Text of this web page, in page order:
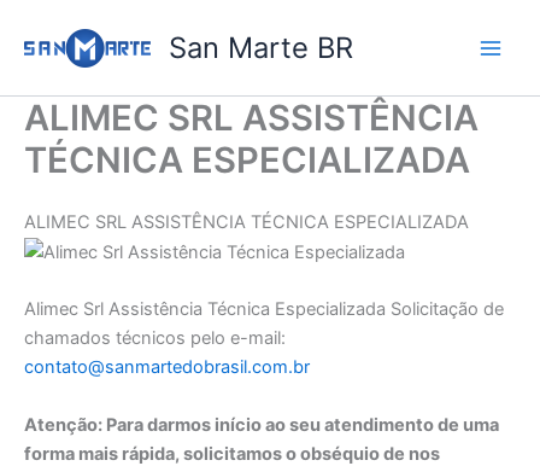
para
conteúdo
San Marte BR
ALIMEC SRL ASSISTÊNCIA
TÉCNICA ESPECIALIZADA
ALIMEC SRL ASSISTÊNCIA TÉCNICA ESPECIALIZADA
Alimec Srl Assistência Técnica Especializada Solicitação de
chamados técnicos pelo e-mail:
contato@sanmartedobrasil.com.br
Atenção: Para darmos início ao seu atendimento de uma
forma mais rápida, solicitamos o obséquio de nos